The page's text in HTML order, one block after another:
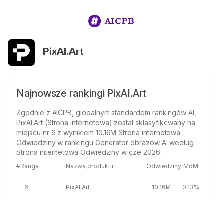
PixAI.Art
Najnowsze rankingi PixAI.Art
Zgodnie z AICPB, globalnym standardem rankingów AI,
PixAI.Art (Strona internetowa) został sklasyfikowany na
miejscu nr 6 z wynikiem 10.16M Strona internetowa
Odwiedziny w rankingu Generator obrazów AI według
Strona internetowa Odwiedziny w cze 2026.
#Ranga Nazwa produktu Odwiedziny MoM
6 PixAI.Art 10.16M 0.13%